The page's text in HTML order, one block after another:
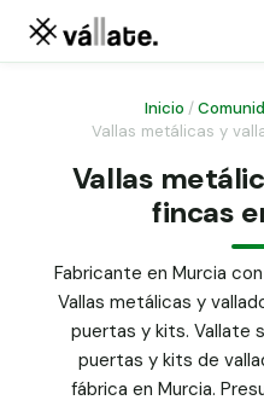
Malla ganadera
Malla simple torsión
Malla triple torsión
Panel malla H.
Puerta abatible dos
Puerta acceso
Poste malla
Poste malla simple
Alambre de espino
Inicio /
Vallas metálicas y
Vallas
fincas
Fabricante en Murcia
Vallas metálicas y
puertas y kits. Vallate
puertas y kits de
fábrica en Murcia.